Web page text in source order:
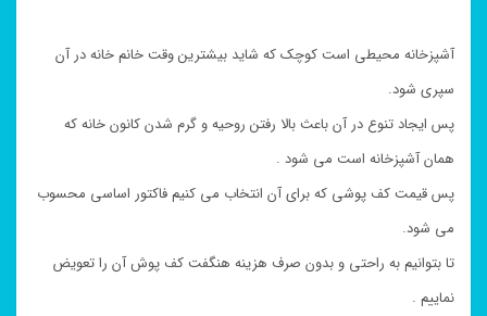
آشپزخانه محیطی است کوچک که شاید بیشترین وقت خانم خانه در آن
سپری شود.
پس ایجاد تنوع در آن باعث بالا رفتن روحیه و گرم شدن کانون خانه که
همان آشپزخانه است می شود .
پس قیمت کف پوشی که برای آن انتخاب می کنیم فاکتور اساسی محسوب
می شود.
تا بتوانیم به راحتی و بدون صرف هزینه هنگفت کف پوش آن را تعویض
نماییم .